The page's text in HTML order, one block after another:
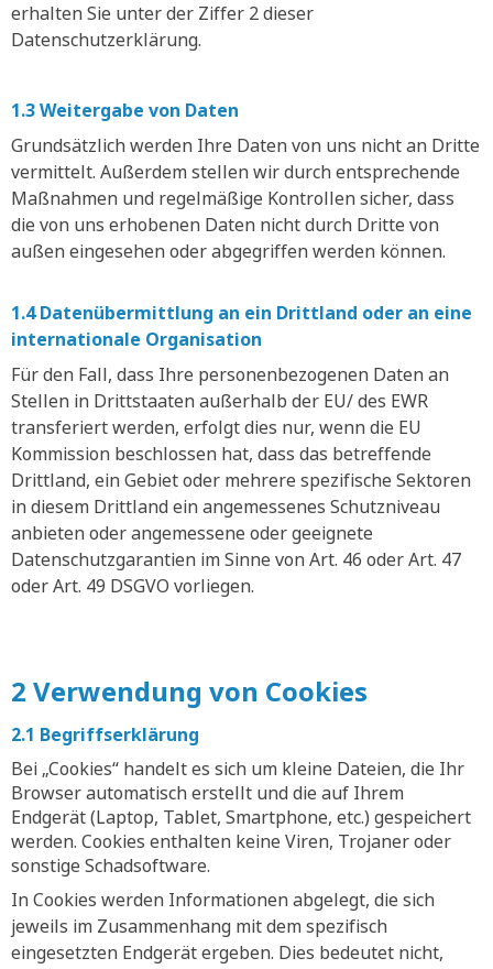
erhalten Sie unter der Ziffer 2 dieser
Datenschutzerklärung.
1.3 Weitergabe von Daten
Grundsätzlich werden Ihre Daten von uns nicht an Dritte
vermittelt. Außerdem stellen wir durch entsprechende
Maßnahmen und regelmäßige Kontrollen sicher, dass
die von uns erhobenen Daten nicht durch Dritte von
außen eingesehen oder abgegriffen werden können.
1.4 Datenübermittlung an ein Drittland oder an eine
internationale Organisation
Für den Fall, dass Ihre personenbezogenen Daten an
Stellen in Drittstaaten außerhalb der EU/ des EWR
transferiert werden, erfolgt dies nur, wenn die EU
Kommission beschlossen hat, dass das betreffende
Drittland, ein Gebiet oder mehrere spezifische Sektoren
in diesem Drittland ein angemessenes Schutzniveau
anbieten oder angemessene oder geeignete
Datenschutzgarantien im Sinne von Art. 46 oder Art. 47
oder Art. 49 DSGVO vorliegen.
2 Verwendung von Cookies
2.1 Begriffserklärung
Bei „Cookies“ handelt es sich um kleine Dateien, die Ihr
Browser automatisch erstellt und die auf Ihrem
Endgerät (Laptop, Tablet, Smartphone, etc.) gespeichert
werden. Cookies enthalten keine Viren, Trojaner oder
sonstige Schadsoftware.
In Cookies werden Informationen abgelegt, die sich
jeweils im Zusammenhang mit dem spezifisch
eingesetzten Endgerät ergeben. Dies bedeutet nicht,